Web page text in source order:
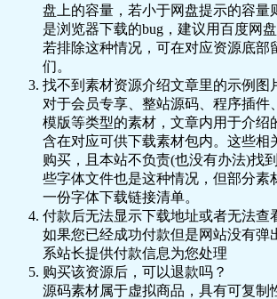
🎵 26塔勒布（三）：什么样的
弱？.mp3
🖼️ 26塔勒布（三）：什么样的
📄 27塔勒布（四）：人生境界
言，反脆弱.MP3
🖼️ 27塔勒布（四）：人生境界
言，反脆弱.png
🎵 28塔勒布（五）：利用选择
定的收益.mp3
🖼️ 28塔勒布（五）：利用选择
定的收益.png
🎵 29塔勒布（六）：低风险高
策略.mp3
🖼️ 29塔勒布（六）：低风险高
盘上的容量，若小于网盘提示的容量
是浏览器下载的bug，建议用百度网
若排除这种情况，可在对应资源底部
们。
找不到素材资源介绍文章里的示例图
对于会员专享、整站源码、程序插件
模版等类型的素材，文章内用于介绍
含在对应可供下载素材包内。这些相
购买，且本站不负责(也没有办法)找
些字体文件也是这种情况，但部分素
一份字体下载链接清单。
付款后无法显示下载地址或者无法查
如果您已经成功付款但是网站没有弹
系站长提供付款信息为您处理
购买该资源后，可以退款吗？
源码素材属于虚拟商品，具有可复制